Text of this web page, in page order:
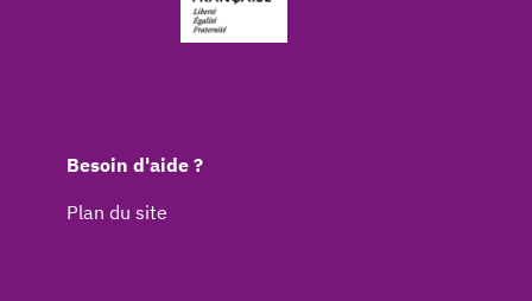
Besoin d'aide ?
Plan du site